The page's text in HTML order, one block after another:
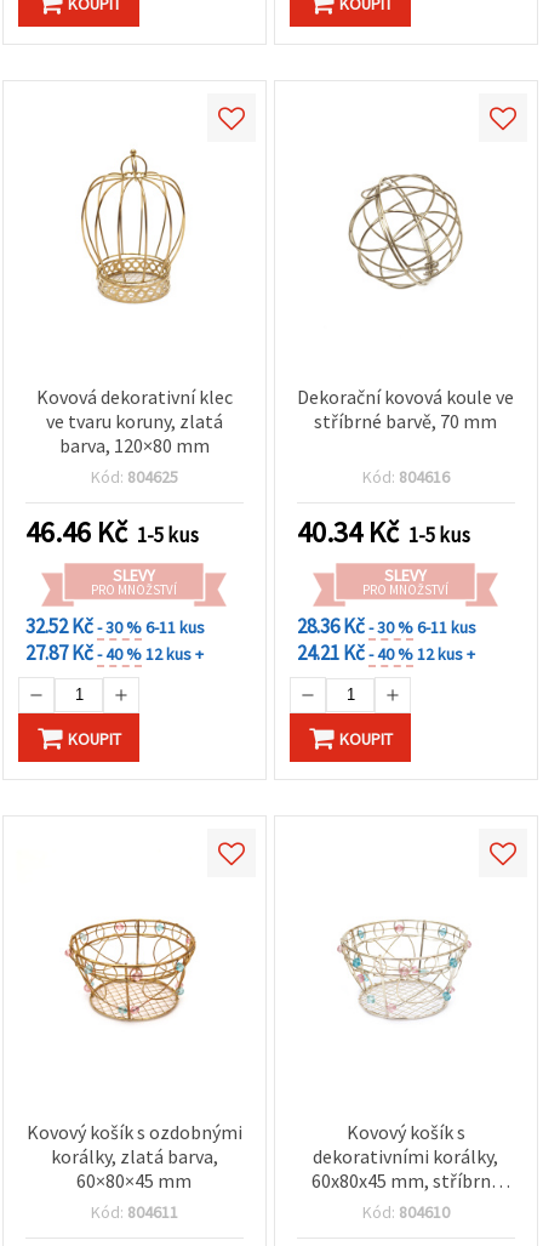
Kovová dekorativní klec
ve tvaru koruny, zlatá
barva, 120×80 mm
Kód: 804625
46.46 Kč 1-5 kus
SLEVY
PRO MNOŽSTVÍ
32.52 Kč- 30 %6-11 kus
27.87 Kč- 40 %12 kus +
KOUPIT
Dekorační kovová koule ve
stříbrné barvě, 70 mm
Kód: 804616
40.34Kč 1-5 kus
SLEVY
PRO MNOŽSTVÍ
28.36 Kč- 30 %6-11 kus
24.21 Kč- 40 %12 kus +
KOUPIT
Kovový košík s ozdobnými
korálky, zlatá barva,
60×80×45 mm
Kód: 804611
Kovový košík s
dekorativními korálky,
60x80x45 mm, stříbrná
barva
Kód: 804610